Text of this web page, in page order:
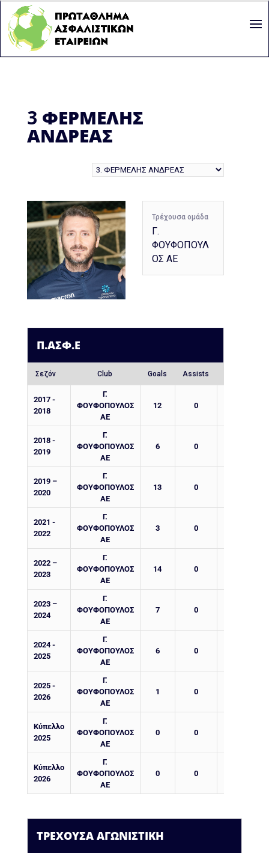
3 ΦΕΡΜΕΛΗΣ
ΑΝΔΡΕΑΣ
Τρέχουσα ομάδα
Γ.
ΦΟΥΦΟΠΟΥΛ
ΟΣ ΑΕ
Π.ΑΣΦ.Ε
Σεζόν Club Goals Assists
2017 -
2018
Γ.
ΦΟΥΦΟΠΟΥΛΟΣ
ΑΕ
12 0
2018 -
2019
Γ.
ΦΟΥΦΟΠΟΥΛΟΣ
ΑΕ
6 0
2019 –
2020
Γ.
ΦΟΥΦΟΠΟΥΛΟΣ
ΑΕ
13 0
2021 -
2022
Γ.
ΦΟΥΦΟΠΟΥΛΟΣ
ΑΕ
3 0
2022 –
2023
Γ.
ΦΟΥΦΟΠΟΥΛΟΣ
ΑΕ
14 0
2023 –
2024
Γ.
ΦΟΥΦΟΠΟΥΛΟΣ
ΑΕ
7 0
2024 -
2025
Γ.
ΦΟΥΦΟΠΟΥΛΟΣ
ΑΕ
6 0
2025 -
2026
Γ.
ΦΟΥΦΟΠΟΥΛΟΣ
ΑΕ
1 0
Κύπελλο
2025
Γ.
ΦΟΥΦΟΠΟΥΛΟΣ
ΑΕ
0 0
Κύπελλο
2026
Γ.
ΦΟΥΦΟΠΟΥΛΟΣ
ΑΕ
0 0
ΤΡΕΧΟΥΣΑ ΑΓΩΝΙΣΤΙΚΗ